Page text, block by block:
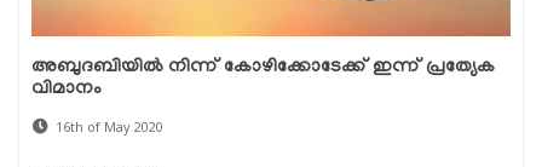
അബുദബിയില്‍ നിന്ന് കോഴിക്കോടേക്ക് ഇന്ന് പ്രത്യേക
വിമാനം
16th of May 2020